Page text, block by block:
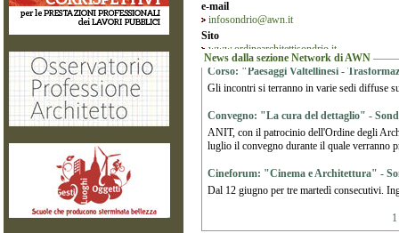
e-mail
infosondrio@awn.it
Sito
www.ordinearchitettisondrio.it
News dalla sezione Network di AWN
Corso: "Paesaggi Valtellinesi -
Gli incontri si terranno in varie sedi diffuse
Convegno: "La cura del dettaglio" -
ANIT, con il patrocinio dell'Ordine degli
luglio il convegno durante il quale verranno
Cineforum: "Cinema e Architettura" -
Dal 12 giugno per tre martedì consecutivi.
1